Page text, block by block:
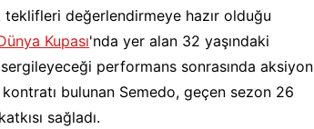
değerlendirmeye hazır olduğu
Kupası'nda yer alan 32 yaşındaki
performans sonrasında aksiyon
bulunan Semedo, geçen sezon 26
sağladı.